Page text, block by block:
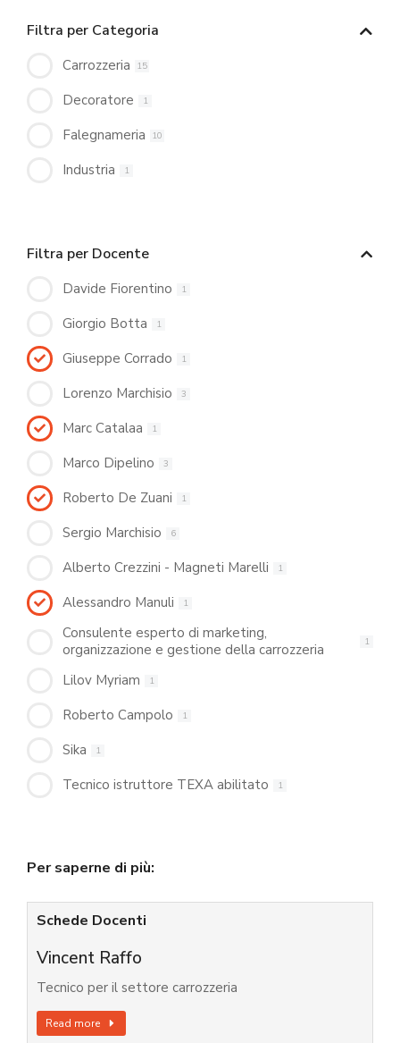
Filtra per Categoria
Carrozzeria 15
Decoratore 1
Falegnameria 10
Industria 1
Filtra per Docente
Davide Fiorentino 1
Giorgio Botta 1
Giuseppe Corrado 1
Lorenzo Marchisio 3
Marc Catalaa 1
Marco Dipelino 3
Roberto De Zuani 1
Sergio Marchisio 6
Alberto Crezzini - Magneti Marelli 1
Alessandro Manuli 1
Consulente esperto di marketing,
organizzazione e gestione della carrozzeria
1
Lilov Myriam 1
Roberto Campolo 1
Sika 1
Tecnico istruttore TEXA abilitato 1
Per saperne di più:
Schede Docenti
Vincent Raffo
Tecnico per il settore carrozzeria
Read more